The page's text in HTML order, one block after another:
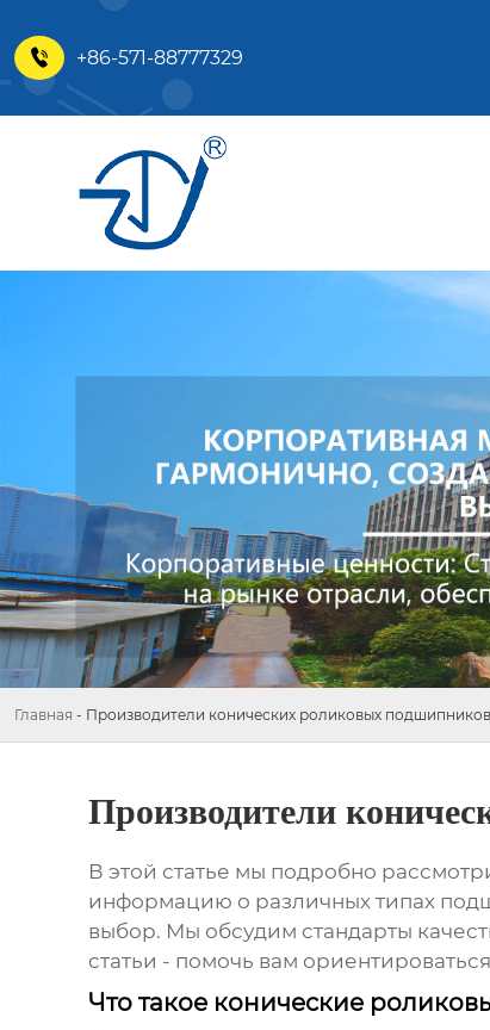
 +86-571-88777329
Главная - Производители конических роликовых
Производители
В этой статье мы подробно
информацию о различных типах
выбор. Мы обсудим стандарты
статьи - помочь вам
Что такое конические